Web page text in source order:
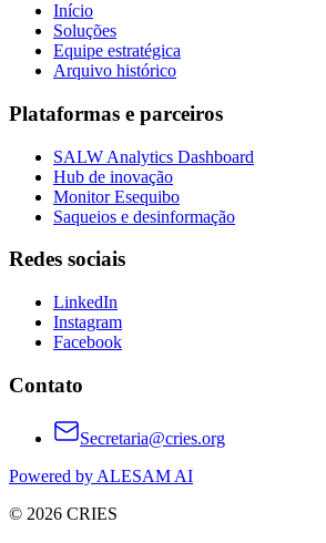
Início
Soluções
Equipe estratégica
Arquivo histórico
Plataformas e parceiros
SALW Analytics Dashboard
Hub de inovação
Monitor Esequibo
Saqueios e desinformação
Redes sociais
LinkedIn
Instagram
Facebook
Contato
Secretaria@cries.org
Powered by ALESAM AI
© 2026 CRIES